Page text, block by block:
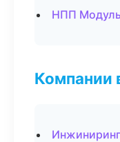
НПП
Компании